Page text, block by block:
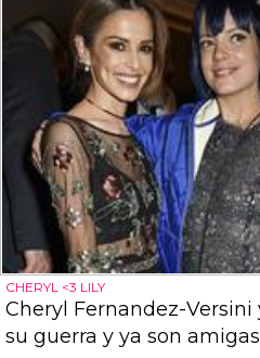
CHERYL <3 LILY
Cheryl Fernandez-
su guerra y ya son amigas